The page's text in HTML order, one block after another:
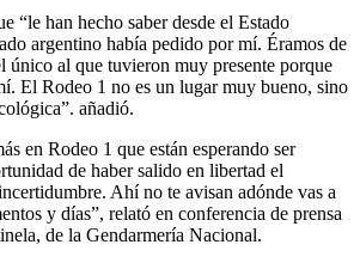
“le han hecho saber desde el Estado
argentino había pedido por mí. Éramos de
único al que tuvieron muy presente porque
El Rodeo 1 no es un lugar muy bueno, sino
añadió.
en Rodeo 1 que están esperando ser
de haber salido en libertad el
Ahí no te avisan adónde vas a
y días”, relató en conferencia de prensa
de la Gendarmería Nacional.